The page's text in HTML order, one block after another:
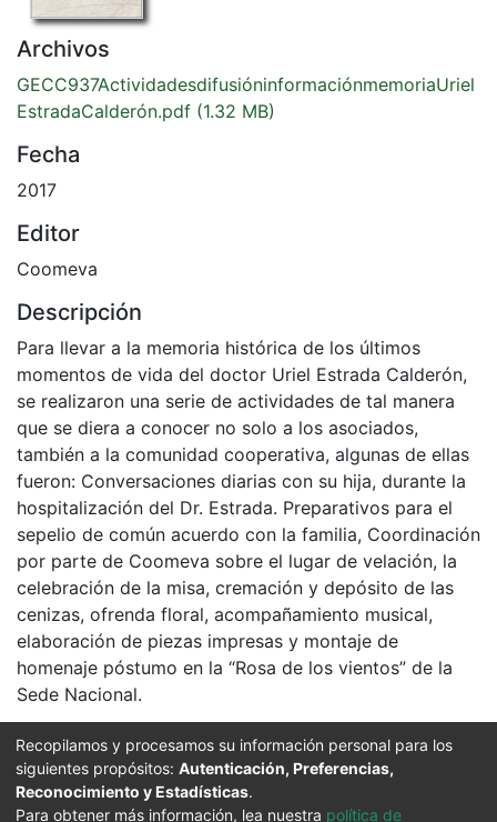
Archivos
GECC937ActividadesdifusióninformaciónmemoriaUriel
EstradaCalderón.pdf (1.32 MB)
Fecha
2017
Editor
Coomeva
Descripción
Para llevar a la memoria histórica de los últimos
momentos de vida del doctor Uriel Estrada Calderón,
se realizaron una serie de actividades de tal manera
que se diera a conocer no solo a los asociados,
también a la comunidad cooperativa, algunas de ellas
fueron: Conversaciones diarias con su hija, durante la
hospitalización del Dr. Estrada. Preparativos para el
sepelio de común acuerdo con la familia, Coordinación
por parte de Coomeva sobre el lugar de velación, la
celebración de la misa, cremación y depósito de las
cenizas, ofrenda floral, acompañamiento musical,
elaboración de piezas impresas y montaje de
homenaje póstumo en la “Rosa de los vientos” de la
Sede Nacional.
Colecciones
Informes de Gestión
Recopilamos y procesamos su información personal para los
siguientes propósitos: Autenticación, Preferencias,
Reconocimiento y Estadísticas.
Para obtener más información, lea nuestra política de